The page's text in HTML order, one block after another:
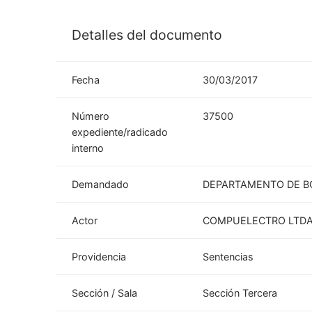
Detalles del documento
Fecha 30/03/2017
Número
expediente/radicado
interno
37500
Demandado DEPARTAMENTO DE
Actor COMPUELECTRO LTDA
Providencia Sentencias
Sección / Sala Sección Tercera